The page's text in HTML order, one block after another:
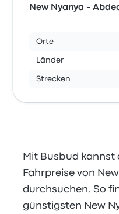
New Nyanya -
Orte
Länder
Strecken
Mit Busbud kannst
Fahrpreise von
durchsuchen. So
günstigsten New